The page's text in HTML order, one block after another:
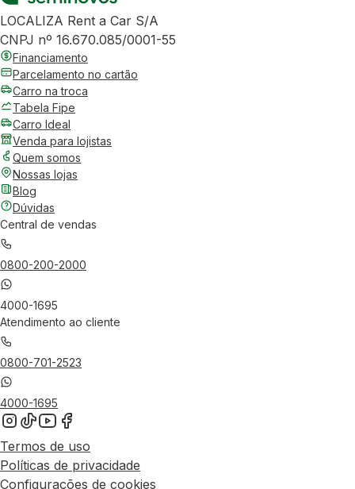
LOCALIZA Rent a Car S/A
CNPJ nº 16.670.085/0001-55
Financiamento
Parcelamento no cartão
Carro na troca
Tabela Fipe
Carro Ideal
Venda para lojistas
Quem somos
Nossas lojas
Blog
Dúvidas
Central de vendas
0800-200-2000
4000-1695
Atendimento ao cliente
0800-701-2523
4000-1695
Termos de uso
Políticas de privacidade
Configurações de cookies